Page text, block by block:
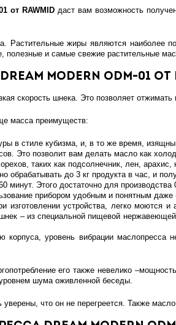
от RAWMID даст вам возможность
жиры являются наиболее
полезные и самые свежие растительные
modern ODM-01 от
скорость шнека. Это позволяет
масса преимуществ:
в стиле кубизма, и, в то же время,
Это позволит вам делать масло как
таких как подсолнечник, лен,
обрабатывать до 3 кг продукта в час, и
минут. Этого достаточно для производства
прибором удобным и понятным даже
изготовлении устройства, легко
– из специальной пищевой
корпуса, уровень вибрации
его также невелико
шума оживленной беседы.
что он не перегреется. Также